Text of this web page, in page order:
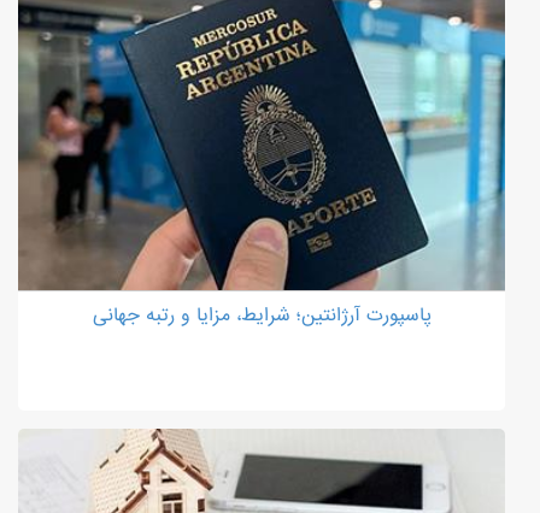
پاسپورت آرژانتین؛ شرایط، مزایا و رتبه جهانی